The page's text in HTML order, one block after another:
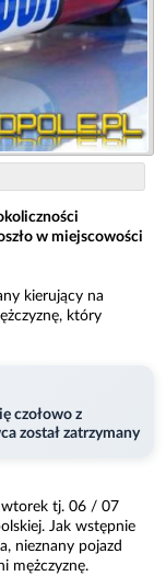
w miejscowości
kierujący na
który
czołowo z
został zatrzymany
wtorek tj. 06 / 07
Jak wstępnie
nieznany pojazd
mężczyznę.